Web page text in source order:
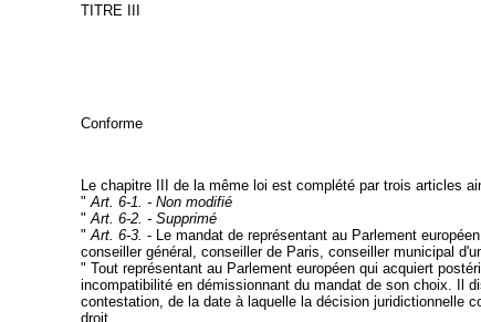
TITRE III
Conforme
Le chapitre III de la même loi est complété par trois articles
"Art. 6-1. - Non modifié
"Art. 6-2. - Supprimé
"Art. 6-3. - Le mandat de représentant au Parlement
conseiller général, conseiller de Paris, conseiller municipal
" Tout représentant au Parlement européen qui acquiert
incompatibilité en démissionnant du mandat de son choix. Il
contestation, de la date à laquelle la décision juridictionnelle
droit.